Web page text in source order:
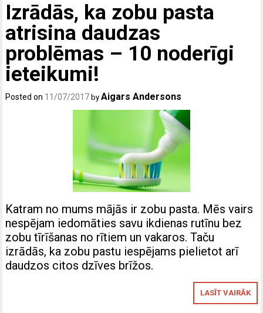
Izrādās, ka zobu pasta
atrisina daudzas
problēmas – 10 noderīgi
ieteikumi!
Posted on 11/07/2017 byAigars Andersons
Katram no mums mājās ir zobu pasta. Mēs vairs
nespējam iedomāties savu ikdienas rutīnu bez
zobu tīrīšanas no rītiem un vakaros. Taču
izrādās, ka zobu pastu iespējams pielietot arī
daudzos citos dzīves brīžos.
LASĪT VAIRĀK